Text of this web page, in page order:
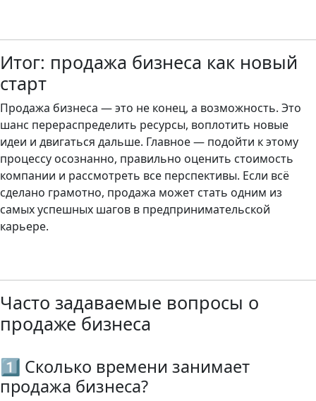
Итог: продажа бизнеса как новый
старт
Продажа бизнеса — это не конец, а возможность. Это
шанс перераспределить ресурсы, воплотить новые
идеи и двигаться дальше. Главное — подойти к этому
процессу осознанно, правильно оценить стоимость
компании и рассмотреть все перспективы. Если всё
сделано грамотно, продажа может стать одним из
самых успешных шагов в предпринимательской
карьере.
Часто задаваемые вопросы о
продаже бизнеса
1️⃣ Сколько времени занимает
продажа бизнеса?